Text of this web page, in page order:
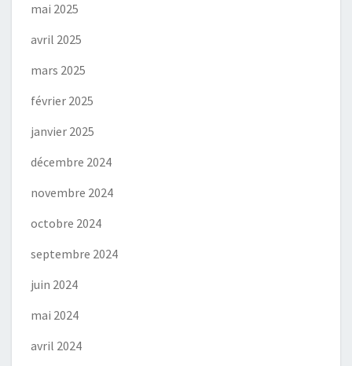
mai 2025
avril 2025
mars 2025
février 2025
janvier 2025
décembre 2024
novembre 2024
octobre 2024
septembre 2024
juin 2024
mai 2024
avril 2024